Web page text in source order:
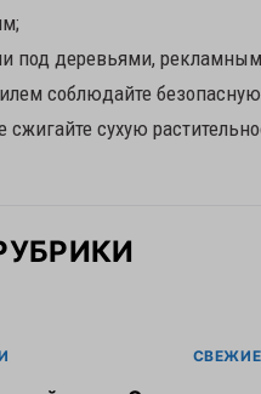
под деревьями,
соблюдайте
сухую